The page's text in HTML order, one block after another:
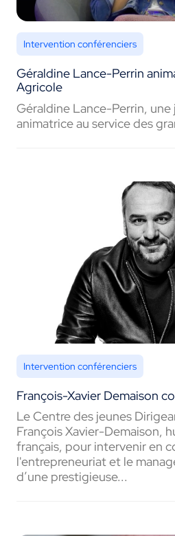
Intervention conférenciers
Géraldine Lance-Perrin
Agricole
Géraldine Lance-Perrin,
animatrice au service des
Intervention conférenciers
François-Xavier Demaison
Le Centre des jeunes
François Xavier-Demaison,
français, pour intervenir en
l'entrepreneuriat et le
d’une prestigieuse...